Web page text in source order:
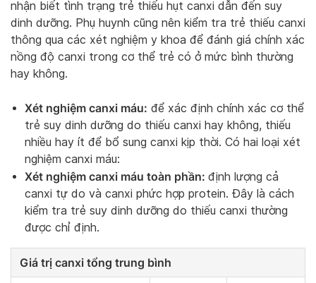
nhận biết tình trạng trẻ thiếu hụt canxi dẫn đến suy
dinh dưỡng. Phụ huynh cũng nên kiểm tra trẻ thiếu canxi
thông qua các xét nghiệm y khoa để đánh giá chính xác
nồng độ canxi trong cơ thể trẻ có ở mức bình thường
hay không.
Xét nghiệm canxi máu: để xác định chính xác cơ thể
trẻ suy dinh dưỡng do thiếu canxi hay không, thiếu
nhiều hay ít để bổ sung canxi kịp thời. Có hai loại xét
nghiệm canxi máu:
Xét nghiệm canxi máu toàn phần: định lượng cả
canxi tự do và canxi phức hợp protein. Đây là cách
kiểm tra trẻ suy dinh dưỡng do thiếu canxi thường
được chỉ định.
Giá trị canxi tổng trung bình